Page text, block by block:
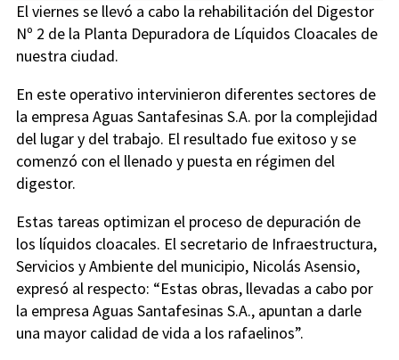
El viernes se llevó a cabo la rehabilitación del Digestor
Nº 2 de la Planta Depuradora de Líquidos Cloacales de
nuestra ciudad.
En este operativo intervinieron diferentes sectores de
la empresa Aguas Santafesinas S.A. por la complejidad
del lugar y del trabajo. El resultado fue exitoso y se
comenzó con el llenado y puesta en régimen del
digestor.
Estas tareas optimizan el proceso de depuración de
los líquidos cloacales. El secretario de Infraestructura,
Servicios y Ambiente del municipio, Nicolás Asensio,
expresó al respecto: “Estas obras, llevadas a cabo por
la empresa Aguas Santafesinas S.A., apuntan a darle
una mayor calidad de vida a los rafaelinos”.